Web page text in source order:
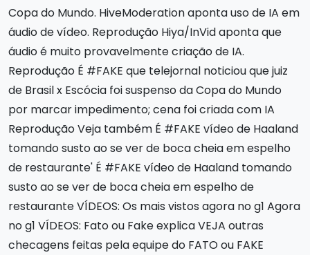
Copa do Mundo. HiveModeration aponta uso de IA em
áudio de vídeo. Reprodução Hiya/InVid aponta que
áudio é muito provavelmente criação de IA.
Reprodução É #FAKE que telejornal noticiou que juiz
de Brasil x Escócia foi suspenso da Copa do Mundo
por marcar impedimento; cena foi criada com IA
Reprodução Veja também É #FAKE vídeo de Haaland
tomando susto ao se ver de boca cheia em espelho
de restaurante' É #FAKE vídeo de Haaland tomando
susto ao se ver de boca cheia em espelho de
restaurante VÍDEOS: Os mais vistos agora no g1 Agora
no g1 VÍDEOS: Fato ou Fake explica VEJA outras
checagens feitas pela equipe do FATO ou FAKE